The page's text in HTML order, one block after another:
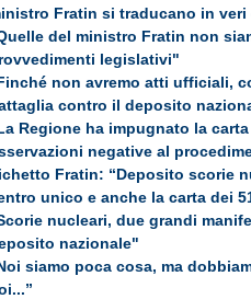
Fratin si traducano in
del ministro Fratin non
legislativi"
non avremo atti ufficiali,
contro il deposito
Regione ha impugnato la
negative al
Fratin: “Deposito scorie
unico e anche la carta dei
nucleari, due grandi
nazionale"
siamo poca cosa, ma